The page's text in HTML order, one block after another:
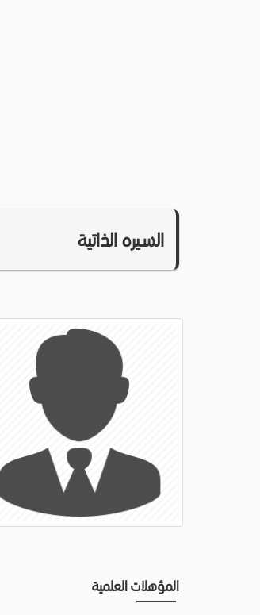
السيره الذاتية
المؤهلات العلمية